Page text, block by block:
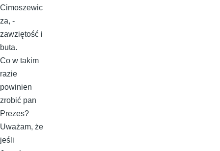
Cimoszewic
za, -
zawziętość i
buta.
Co w takim
razie
powinien
zrobić pan
Prezes?
Uważam, że
jeśli